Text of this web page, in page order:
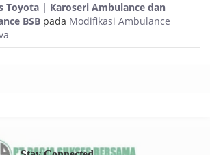
Toyota | Karoseri Ambulance dan
BSB pada Modifikasi Ambulance